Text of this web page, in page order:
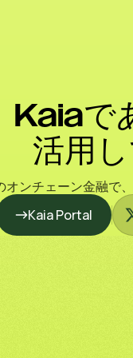
Kaiaで
活用
オンチェーン金融で
Kaia Portal